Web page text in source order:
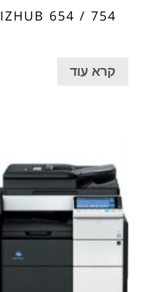
654 / 754
קרא עוד